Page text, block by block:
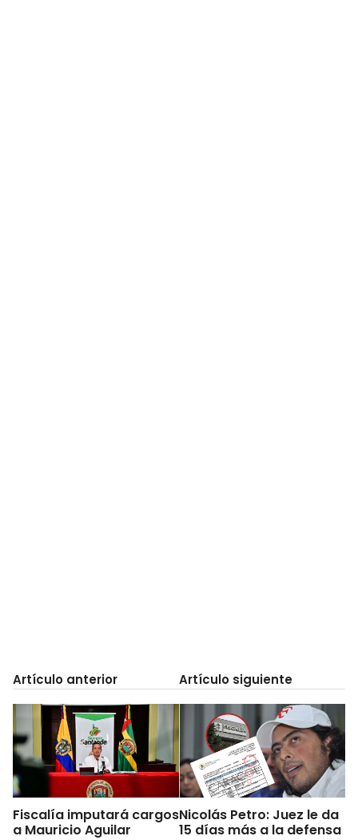
Artículo anterior
Fiscalía imputará cargos
a Mauricio Aguilar
Artículo siguiente
Nicolás Petro: Juez le da
15 días más a la defensa